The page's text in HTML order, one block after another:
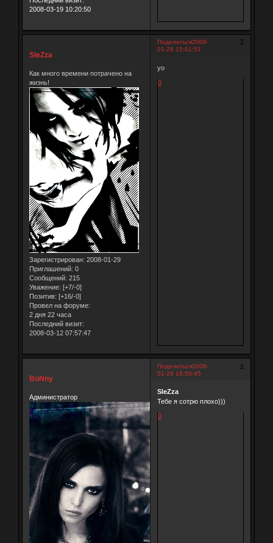
2008-03-19 10:20:50
Поделиться 3
2008-
01-29 15:01:51
SleZza
Как много времени потрачено на
жизнь!
Зарегистрирован: 2008-01-29
Приглашений: 0
Сообщений: 215
Уважение: [+7/-0]
Позитив: [+16/-0]
Провел на форуме:
2 дня 22 часа
Последний визит:
2008-03-12 07:57:47
yo
0
Поделиться 4
2008-
01-29 16:50:45
BoNny
Администратор
SleZza
Тебе я сотрю плохо)))
0